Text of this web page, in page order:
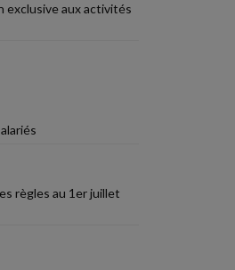
exclusive aux activités
règles au 1er juillet